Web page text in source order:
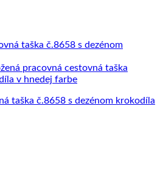
taška č.8658 s dezénom krokodíla